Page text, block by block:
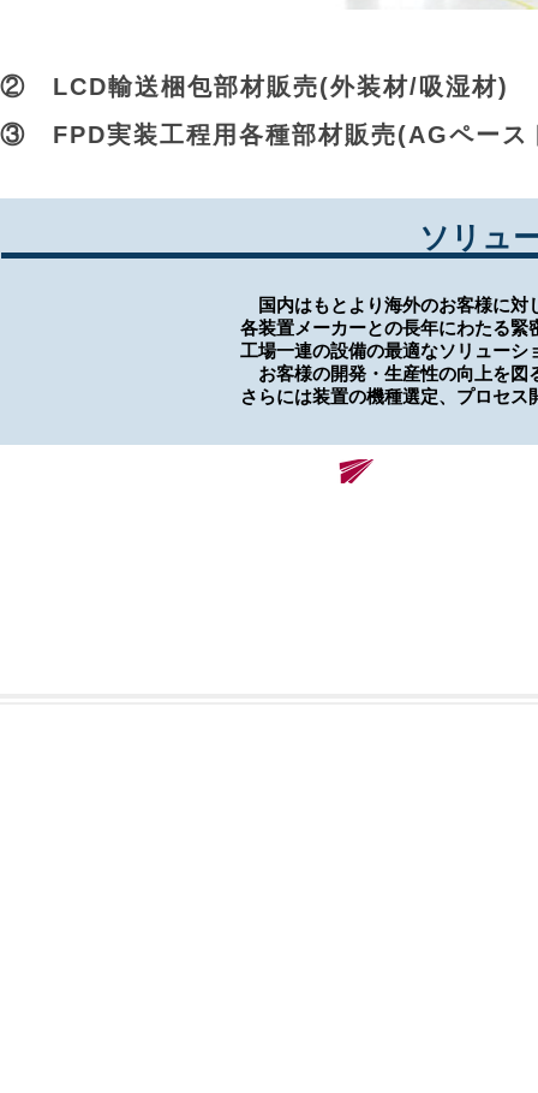
② LCD輸送梱包部材販売(外装材/吸湿材)
③ FPD実装工程用各種部材販売(AGペース
ソリュ
国内はもとより海外のお客様に対
各装置メーカーとの長年にわたる
工場一連の設備の最適なソリューシ
お客様の開発・生産性の向上を図
さらには装置の機種選定、プロセ